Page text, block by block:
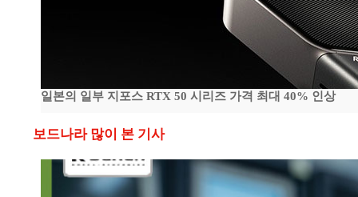
일본의 일부 지포스 RTX 50 시리즈 가격 최대 40% 인상
보드나라 많이 본 기사